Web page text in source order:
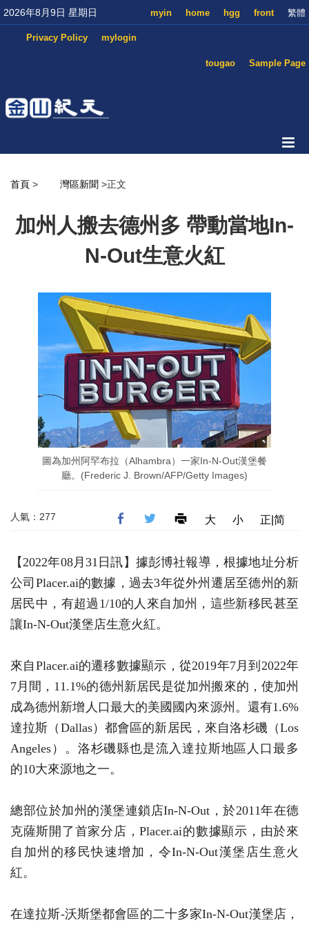
2026年8月9日 星期日 繁體
front
hgg
home
myin
mylogin
Privacy Policy
Sample Page
tougao
首頁 > 灣區新聞 >正文
加州人搬去德州多 帶動當地In-
N-Out生意火紅
圖為加州阿罕布拉（Alhambra）一家In-N-Out漢堡餐
廳。(Frederic J. Brown/AFP/Getty Images)
人氣：277 大 小 正|简
【2022年08月31日訊】據彭博社報導，根據地址分析
公司Placer.ai的數據，過去3年從外州遷居至德州的新
居民中，有超過1/10的人來自加州，這些新移民甚至
讓In-N-Out漢堡店生意火紅。
來自Placer.ai的遷移數據顯示，從2019年7月到2022年
7月間，11.1%的德州新居民是從加州搬來的，使加州
成為德州新增人口最大的美國國內來源州。還有1.6%
達拉斯（Dallas）都會區的新居民，來自洛杉磯（Los
Angeles）。洛杉磯縣也是流入達拉斯地區人口最多
的10大來源地之一。
總部位於加州的漢堡連鎖店In-N-Out，於2011年在德
克薩斯開了首家分店，Placer.ai的數據顯示，由於來
自加州的移民快速增加，令In-N-Out漢堡店生意火
紅。
在達拉斯-沃斯堡都會區的二十多家In-N-Out漢堡店，